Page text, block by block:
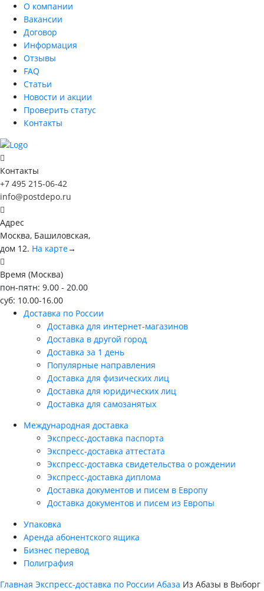
О компании
Вакансии
Договор
Информация
Отзывы
FAQ
Статьи
Новости и акции
Проверить статус
Контакты
Контакты
+7 495 215-06-42
info@postdepo.ru
Адрес
Москва, Башиловская,
дом 12. На карте→
Время (Москва)
пон-пятн: 9.00 - 20.00
суб: 10.00-16.00
Доставка по России
Доставка для интернет-магазинов
Доставка в другой город
Доставка за 1 день
Популярные направления
Доставка для физических лиц
Доставка для юридических лиц
Доставка для самозанятых
Международная доставка
Экспресс-доставка паспорта
Экспресс-доставка аттестата
Экспресс-доставка свидетельства о рождении
Экспресс-доставка диплома
Доставка документов и писем в Европу
Доставка документов и писем из Европы
Упаковка
Аренда абонентского ящика
Бизнес перевод
Полиграфия
Главная Экспресс-доставка по России Абаза Из Абазы в Выборг